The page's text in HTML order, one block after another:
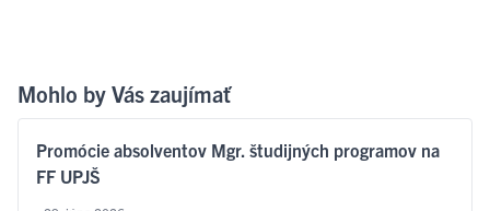
Mohlo by Vás zaujímať
Promócie absolventov Mgr. študijných programov na
FF UPJŠ